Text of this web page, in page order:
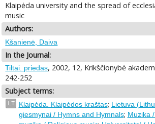
Klaipėda university and the spread of
music
Authors:
Kšanienė, Daiva
In the Journal:
Tiltai. priedas, 2002, 12, Krikščionybė
242-252
Subject terms:
LT Klaipėda. Klaipėdos kraštas; Lietuva
giesmynai / Hymns and Hymnals; Muzika